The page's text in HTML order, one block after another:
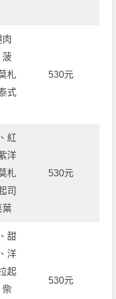
肉
菠
札
式
530元
紅
洋
札
司
葉
530元
甜
洋
起
柴
530元